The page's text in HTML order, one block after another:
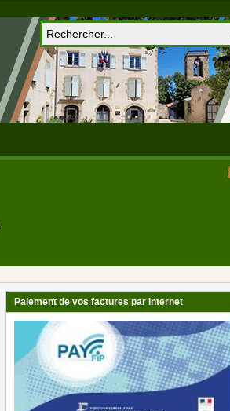
Paiement de vos factures par internet